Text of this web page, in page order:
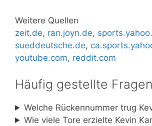
Weitere Quellen
zeit.de, ran.joyn.de,
sueddeutsche.de,
youtube.com, reddit.com
Häufig gestellte Fragen
Welche Rückennummer trug
Wie viele Tore erzielte Kevin